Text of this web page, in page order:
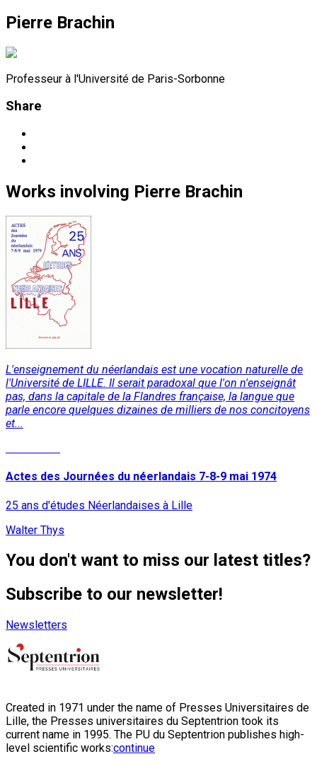
Pierre Brachin
Professeur à l'Université de Paris-Sorbonne
Share
Works involving Pierre Brachin
L'enseignement du néerlandais est une vocation naturelle de
l'Université de LILLE. Il serait paradoxal que l'on n'enseignât
pas, dans la capitale de la Flandres française, la langue que
parle encore quelques dizaines de milliers de nos concitoyens
et...
Actes des Journées du néerlandais 7-8-9 mai 1974
25 ans d'études Néerlandaises à Lille
Walter Thys
You don't want to miss our latest titles?
Subscribe to our newsletter!
Newsletters
Created in 1971 under the name of Presses Universitaires de
Lille, the Presses universitaires du Septentrion took its
current name in 1995. The PU du Septentrion publishes high-
level scientific works:continue